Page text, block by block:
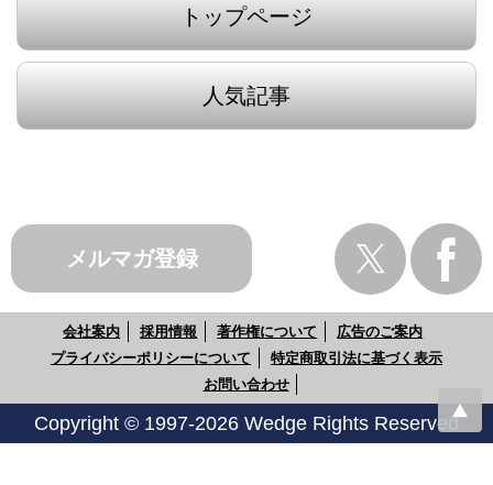
トップページ
人気記事
メルマガ登録
会社案内 採用情報 著作権について
広告のご案内
プライバシーポリシーについて
特定商取引法に基づく表示
お問い合わせ
Copyright © 1997-2026 Wedge Rights Reserved